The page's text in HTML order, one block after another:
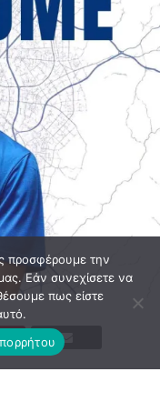
προσφέρουμε την
Εάν συνεχίσετε να
πως είστε